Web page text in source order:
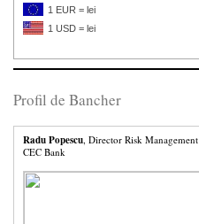
1 EUR = lei
1 USD = lei
Profil de Bancher
Radu Popescu , Director Risk Management
CEC Bank